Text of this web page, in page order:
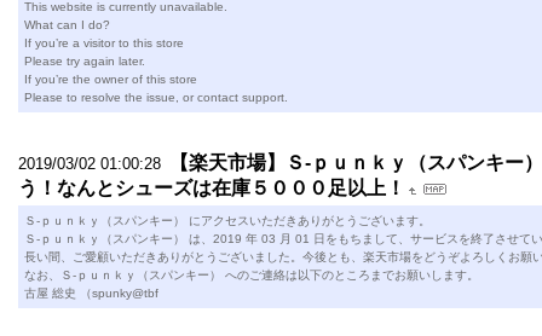
This website is currently unavailable.
What can I do?
If you’re a visitor to this store
Please try again later.
If you’re the owner of this store
Please to resolve the issue, or contact support.
2019/03/02 01:00:28
【楽天市場】Ｓ-ｐｕｎｋｙ（スパンキー
う！なんとシューズは在庫５０００足以上！
Ｓ-ｐｕｎｋｙ（スパンキー） にアクセスいただきありがとうございます。
Ｓ-ｐｕｎｋｙ（スパンキー） は、2019 年 03 月 01 日をもちまして、サービスを終了させて
長い間、ご愛顧いただきありがとうございました。今後とも、楽天市場をどうぞよろしくお願
なお、Ｓ-ｐｕｎｋｙ（スパンキー） へのご連絡は以下のところまでお願いします。
古屋 総史 （spunky@tbf